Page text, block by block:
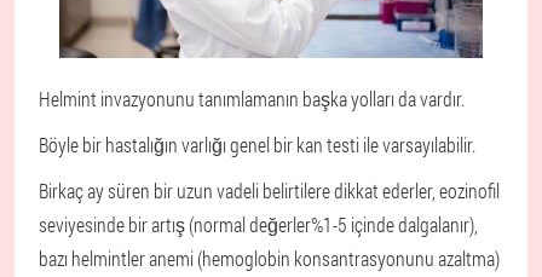
Helmint invazyonunu tanımlamanın başka yolları da vardır.
Böyle bir hastalığın varlığı genel bir kan testi ile varsayılabilir.
Birkaç ay süren bir uzun vadeli belirtilere dikkat ederler, eozinofil
seviyesinde bir artış (normal değerler%1-5 içinde dalgalanır),
bazı helmintler anemi (hemoglobin konsantrasyonunu azaltma)